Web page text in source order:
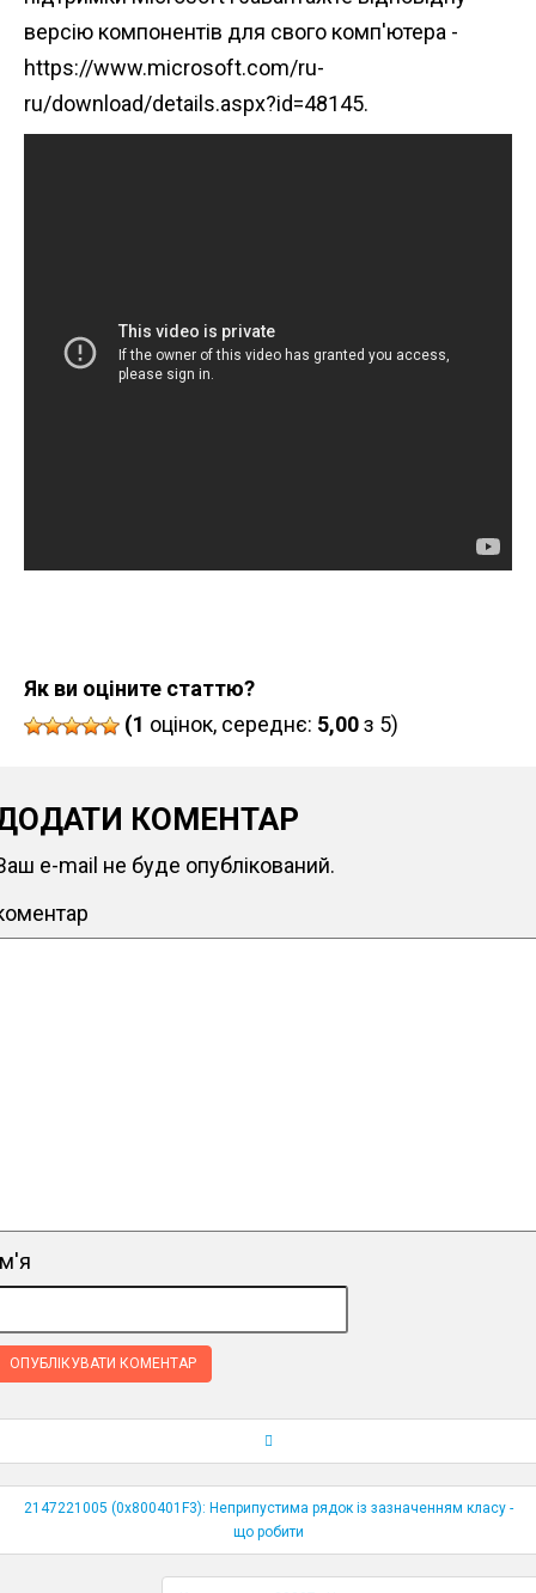
версію компонентів для свого комп'ютера -
https://www.microsoft.com/ru-
ru/download/details.aspx?id=48145.
Як ви оціните статтю?
(1 оцінок, середнє: 5,00з 5)
КОМЕНТАР
e-mail не буде опублікований.
по публікаціям
2147221005 (0x800401F3): Неприпустима рядок із зазначенням класу -
що робити